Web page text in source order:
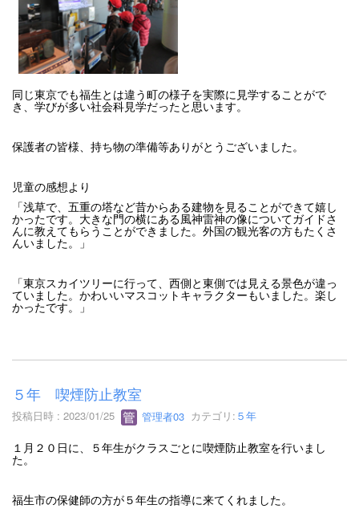
同じ東京でも福生とは違う町の様子を実際に見学することがで
き、学びが多い社会科見学だったと思います。
保護者の皆様、持ち物の準備等ありがとうございました。
児童の感想より
「浅草で、五重の塔など昔からある建物を見ることができて嬉し
かったです。大きな門の横にある風神雷神の像についてガイドさ
んに教えてもらうことができました。外国の観光客の方もたくさ
んいました。」
「東京スカイツリーに行って、西側と東側では見える景色が違っ
ていました。かわいいマスコットキャラクターもいました。楽し
かったです。」
５年 喫煙防止教室
投稿日時 : 2023/01/25 管理者03 カテゴリ: ５年
１月２０日に、５年生がクラスごとに喫煙防止教室を行いまし
た。
福生市の保健師の方が５年生の指導に来てくれました。